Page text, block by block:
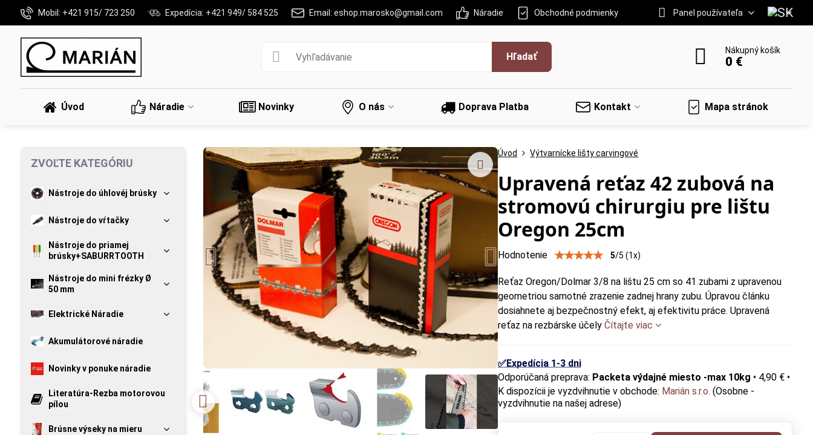
Mobil: +421 915/ 723 250 Expedícia: +421 949/ 584 525 Email: eshop.marosko@gmail.com Náradie Obchodné podmienky Panel používateľa
Hľadať
Nákupný košík
0 €
Úvod Náradie Novinky O nás Doprava Platba Kontakt Mapa stránok
Úvod Výtvarnícke lišty carvingové
Upravená reťaz 42 zubová na
stromovú chirurgiu pre lištu
Oregon 25cm
Hodnotenie 5/5 (1x)
Reťaz Oregon/Dolmar 3/8 na lištu 25 cm so 41 zubami z upravenou
geometriou samotné zrazenie zadnej hrany zubu. Úpravou článku
dosiahnete aj bezpečnostný efekt, aj efektivitu práce. Upravená
reťaz na rezbárske účelyČítajte viac
✅Expedícia 1-3 dni
Packeta výdajné miesto -max 10kg • 4,90 € •
Marián s.r.o. (Osobne -
vyzdvihnutie na našej adrese)
ZVOĽTE KATEGÓRIU
Nástroje do úhlovéj brúsky
Nástroje do vŕtačky
Nástroje do priamej
brúsky+SABURRTOOTH
Nástroje do mini frézky Ø
50 mm
Elektrické Náradie
Akumulátorové náradie
Novinky v ponuke náradie
Literatúra-Rezba motorovou
pílou
Brúsne výseky na mieru